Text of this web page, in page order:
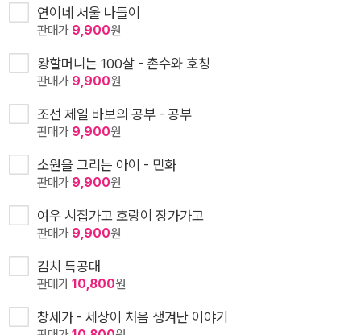
연이네 서울 나들이
판매가 9,900원
왕할머니는 100살 - 촌수와 호칭
판매가 9,900원
조선 제일 바보의 공부 - 공부
판매가 9,900원
소원을 그리는 아이 - 민화
판매가 9,900원
여우 시집가고 호랑이 장가가고
판매가 9,900원
김치 특공대
판매가10,800원
창세가 - 세상이 처음 생겨난 이야기